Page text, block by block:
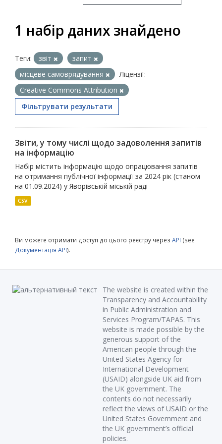
1 набір даних знайдено
Теги: звіт
запит
місцеве самоврядування
Ліцензії:
Creative Commons Attribution
Фільтрувати результати
Звіти, у тому числі щодо задоволення запитів
на інформацію
Набір містить інформацію щодо опрацювання запитів
на отримання публічної інформації за 2024 рік (станом
на 01.09.2024) у Яворівській міській раді
CSV
Ви можете отримати доступ до цього реєстру через API (see
Документація API).
The website is created within the
Transparency and Accountability
in Public Administration and
Services Program/TAPAS. This
website is made possible by the
generous support of the
American people through the
United States Agency for
International Development
(USAID) alongside UK aid from
the UK government. The
contents do not necessarily
reflect the views of USAID or the
United States Government and
the UK government’s official
policies.